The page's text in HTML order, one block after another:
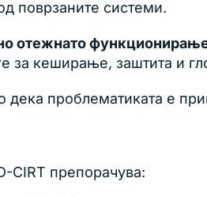
поврзаните системи.
отежнато
за кеширање, заштита и
дека проблематиката е
CIRT препорачува: